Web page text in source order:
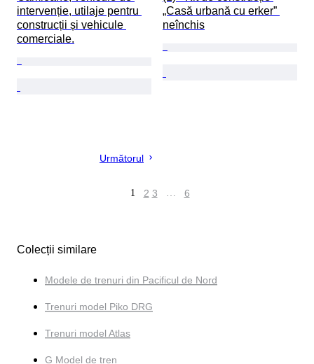
intervenție, utilaje pentru
construcții și vehicule
comerciale.
„Casă urbană cu erker”
neînchis
Următorul
1 2 3 … 6
Colecții similare
Modele de trenuri din Pacificul de Nord
Trenuri model Piko DRG
Trenuri model Atlas
G Model de tren